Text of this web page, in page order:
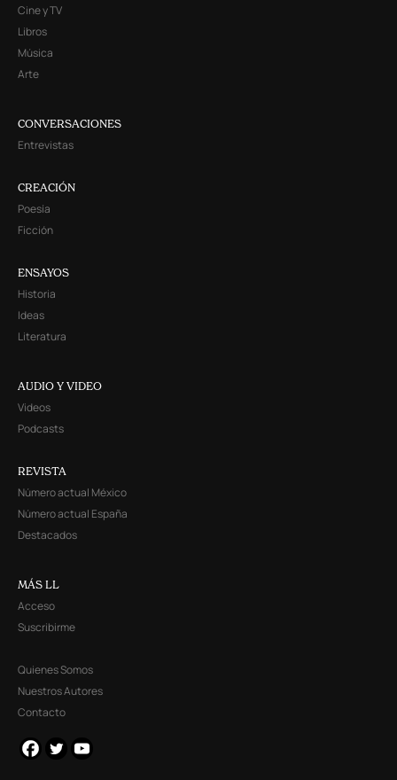
Cine y TV
Libros
Música
Arte
CONVERSACIONES
Entrevistas
CREACIÓN
Poesía
Ficción
ENSAYOS
Historia
Ideas
Literatura
AUDIO Y VIDEO
Videos
Podcasts
REVISTA
Número actual México
Número actual España
Destacados
MÁS LL
Acceso
Suscribirme
Quienes Somos
Nuestros Autores
Contacto